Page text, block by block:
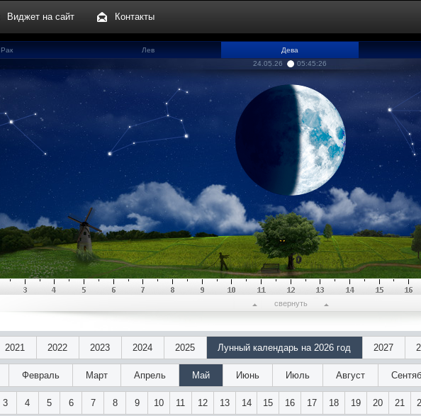
Виджет на сайт Контакты
Рак Лев
Дева
24.05.26
05:45:26
свернуть
2021 2022 2023 2024 2025 Лунный календарь на 2026 год 2027
Февраль Март Апрель Май Июнь Июль Август
3 4 5 6 7 8 9 10 11 12 13 14 15 16 17 18 19 20 21